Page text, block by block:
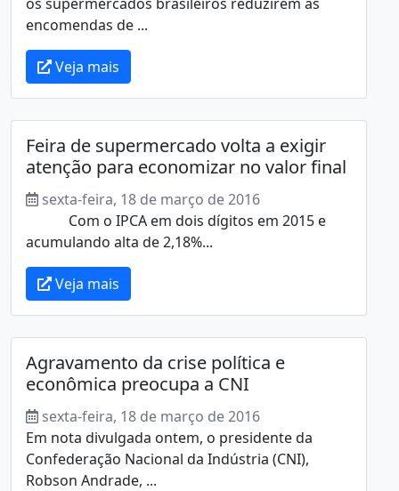
encomendas de ...
Veja mais
Feira de supermercado volta a exigir
atenção para economizar no valor final
sexta-feira, 18 de março de 2016
Com o IPCA em dois dígitos em 2015 e
acumulando alta de 2,18%...
Veja mais
Agravamento da crise política e
econômica preocupa a CNI
sexta-feira, 18 de março de 2016
Em nota divulgada ontem, o presidente da
Confederação Nacional da Indústria (CNI),
Robson Andrade, ...